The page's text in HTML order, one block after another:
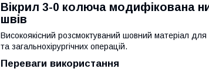
Вікрил 3-0 колюча модифікована
швів
Високоякісний розсмоктуваний шовний матеріал для
та загальнохірургічних операцій.
Переваги використання